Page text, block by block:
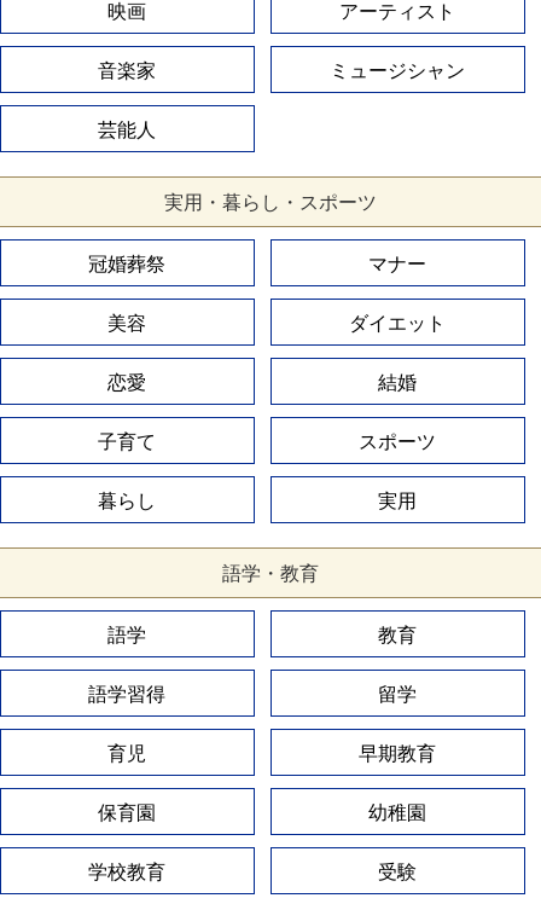
映画 アーティスト
音楽家 ミュージシャン
芸能人
実用・暮らし・スポーツ
冠婚葬祭 マナー
美容 ダイエット
恋愛 結婚
子育て スポーツ
暮らし 実用
語学・教育
語学 教育
語学習得 留学
育児 早期教育
保育園 幼稚園
学校教育 受験